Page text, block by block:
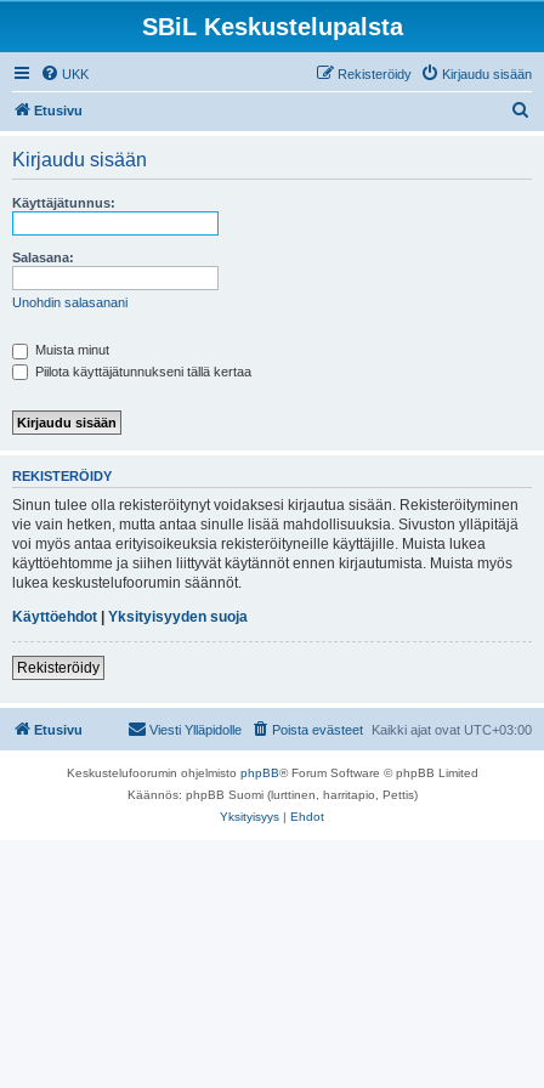
SBiL Keskustelupalsta
UKK Kirjaudu sisään
Rekisteröidy
Etusivu
Kirjaudu sisään
Käyttäjätunnus:
Salasana:
Unohdin salasanani
Muista minut
Piilota käyttäjätunnukseni tällä kertaa
REKISTERÖIDY
Sinun tulee olla rekisteröitynyt voidaksesi kirjautua sisään. Rekisteröityminen
vie vain hetken, mutta antaa sinulle lisää mahdollisuuksia. Sivuston ylläpitäjä
voi myös antaa erityisoikeuksia rekisteröityneille käyttäjille. Muista lukea
käyttöehtomme ja siihen liittyvät käytännöt ennen kirjautumista. Muista myös
lukea keskustelufoorumin säännöt.
Käyttöehdot | Yksityisyyden suoja
Rekisteröidy
Etusivu Kaikki ajat ovat UTC+03:00
Poista evästeet
Viesti Ylläpidolle
Keskustelufoorumin ohjelmisto phpBB® Forum Software © phpBB Limited
Käännös: phpBB Suomi (lurttinen, harritapio, Pettis)
Yksityisyys | Ehdot